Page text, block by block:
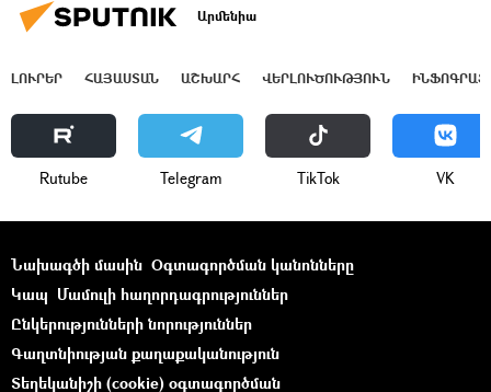
Արմենիա
ԼՈՒՐԵՐ ՀԱՅԱՍՏԱՆ ԱՇԽԱՐՀ ՎԵՐԼՈՒԾՈՒԹՅՈՒՆ
Rutube Telegram ТikТоk VK
Նախագծի մասին Օգտագործման կանոնները
Կապ Մամուլի հաղորդագրություններ
Ընկերությունների նորություններ
Գաղտնիության քաղաքականություն
Տեղեկանիշի (cookie) օգտագործման